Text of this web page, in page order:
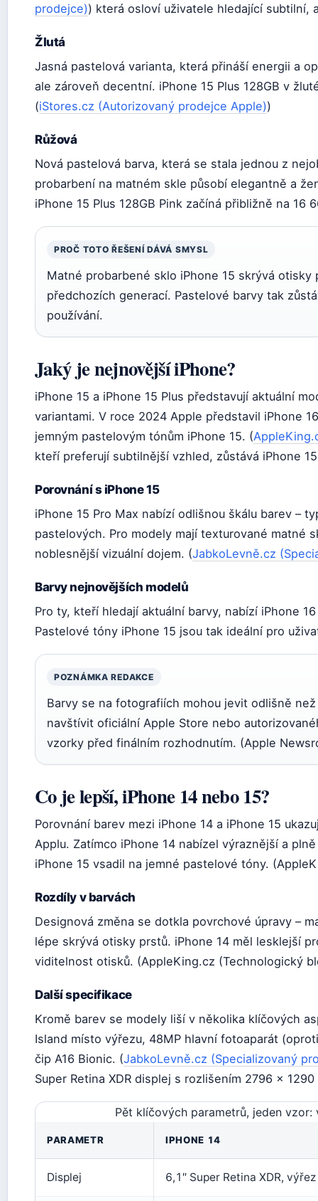
prodejce)) která osloví uživatele hledající subtilní,
Žlutá
Jasná pastelová varianta, která přináší energii a
ale zároveň decentní. iPhone 15 Plus 128GB v
(iStores.cz (Autorizovaný prodejce Apple))
Růžová
Nová pastelová barva, která se stala jednou z
probarbení na matném skle působí elegantně a
iPhone 15 Plus 128GB Pink začíná přibližně na 16
PROČ TOTO ŘEŠENÍ DÁVÁ SMYSL
Matné probarbené sklo iPhone 15 skrývá
předchozích generací. Pastelové barvy tak
používání.
Jaký je nejnovější iPhone?
iPhone 15 a iPhone 15 Plus představují aktuální
variantami. V roce 2024 Apple představil iPhone
jemným pastelovým tónům iPhone 15. (
kteří preferují subtilnější vzhled, zůstává iPhone
Porovnání s iPhone 15
iPhone 15 Pro Max nabízí odlišnou škálu barev –
pastelových. Pro modely mají texturované matné
noblesnější vizuální dojem. (JabkoLevně.cz
Barvy nejnovějších modelů
Pro ty, kteří hledají aktuální barvy, nabízí iPhone
Pastelové tóny iPhone 15 jsou tak ideální pro
POZNÁMKA REDAKCE
Barvy se na fotografiích mohou jevit odlišně
navštívit oficiální Apple Store nebo
vzorky před finálním rozhodnutím. (Apple
Co je lepší, iPhone 14 nebo 15?
Porovnání barev mezi iPhone 14 a iPhone 15
Applu. Zatímco iPhone 14 nabízel výraznější a
iPhone 15 vsadil na jemné pastelové tóny.
Rozdíly v barvách
Designová změna se dotkla povrchové úpravy –
lépe skrývá otisky prstů. iPhone 14 měl lesklejší
viditelnost otisků. (AppleKing.cz (Technologický
Další specifikace
Kromě barev se modely liší v několika klíčových
Island místo výřezu, 48MP hlavní fotoaparát
čip A16 Bionic. (JabkoLevně.cz (Specializovaný
Super Retina XDR displej s rozlišením 2796 ×
Pět klíčových parametrů, jeden
PARAMETR IPHONE 14
Displej 6,1″ Super Retina XDR, výřez